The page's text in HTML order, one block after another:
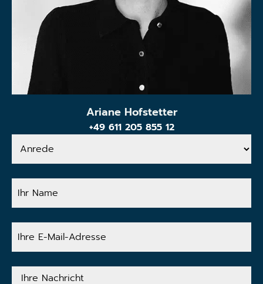
Ariane Hofstetter
+49 611 205 855 12
Anrede
Ihr
Name
Ihre
E-
Adresse
Ihre
Nachricht